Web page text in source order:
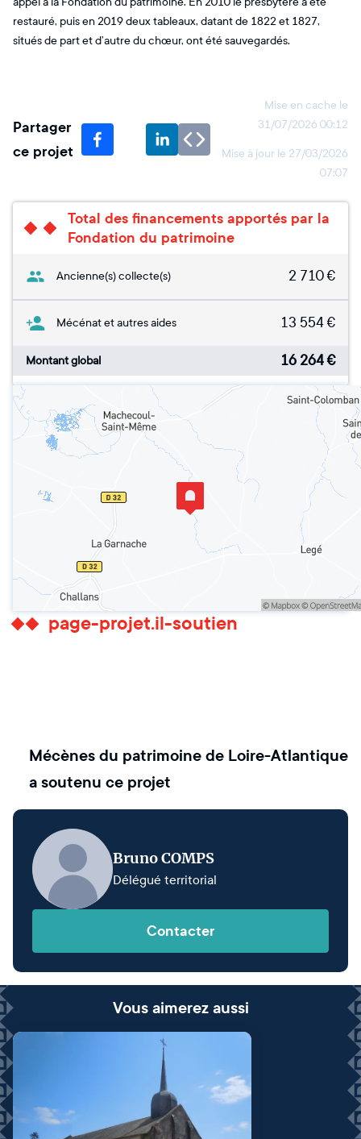
restauré, puis en 2019 deux tableaux, datant de 1822 et 1827,
situés de part et d’autre du chœur, ont été sauvegardés.
Partager
ce projet
Mise en cache le
31/07/2026 00:12
Mise à jour le 27/03/2026
07:07
Total des financements apportés par la
Fondation du patrimoine
Ancienne(s) collecte(s) 2 710€
Mécénat et autres aides 13 554€
Montant global 16 264€
page-projet.il-soutien
Mécènes du patrimoine de Loire-Atlantique
a soutenu ce projet
Bruno COMPS
Délégué territorial
Contacter
Vous aimerez aussi